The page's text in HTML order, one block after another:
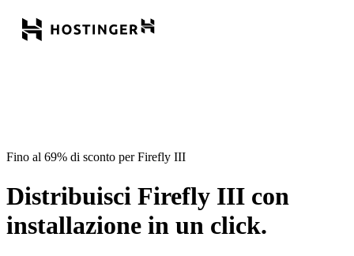
Fino al 69% di sconto per Firefly III
Distribuisci Firefly III con
installazione in un click.